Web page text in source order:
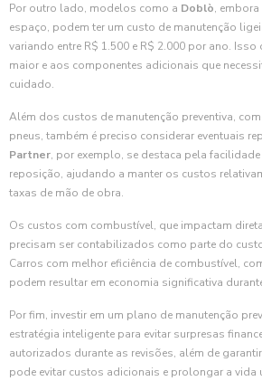
Por outro lado, modelos como a Doblò,
espaço, podem ter um custo de manutenção
variando entre R$ 1.500 e R$ 2.000 por ano.
maior e aos componentes adicionais que
cuidado.
Além dos custos de manutenção preventiva,
pneus, também é preciso considerar eventuais
Partner, por exemplo, se destaca pela
reposição, ajudando a manter os custos
taxas de mão de obra.
Os custos com combustível, que impactam
precisam ser contabilizados como parte do
Carros com melhor eficiência de combustível,
podem resultar em economia significativa
Por fim, investir em um plano de manutenção
estratégia inteligente para evitar surpresas
autorizados durante as revisões, além de
pode evitar custos adicionais e prolongar a vida